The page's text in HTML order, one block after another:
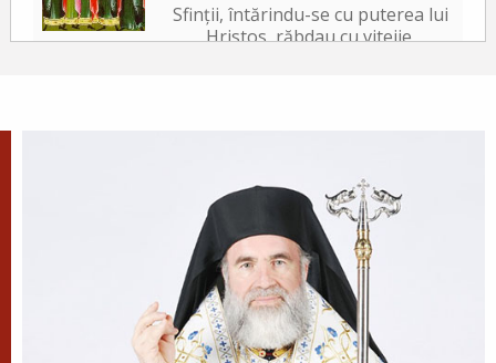
Sfinții, întărindu-se cu puterea lui
Hristos, răbdau cu vitejie,
✝) Duminica a 10-a după
Rusalii (Vindecarea
lunaticului)
În vremea aceea s-a apropiat de
Iisus un om, îngenunchind
înaintea Lui și zicându-I: Doamne, miluiește pe
fiul meu, că este lunatic și pătimește rău,
căci adesea...